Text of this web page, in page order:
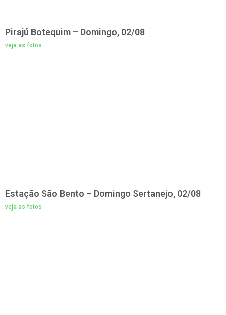
Pirajú Botequim – Domingo, 02/08
veja as fotos
Estação São Bento – Domingo Sertanejo, 02/08
veja as fotos